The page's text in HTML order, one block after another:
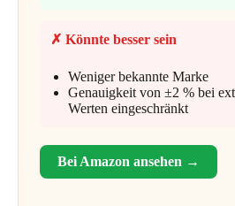
✗ Könnte besser sein
Weniger bekannte Marke
Genauigkeit von ±2 % bei
Werten eingeschränkt
Bei Amazon ansehen →